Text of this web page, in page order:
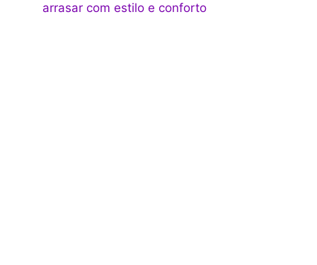
arrasar com estilo e conforto